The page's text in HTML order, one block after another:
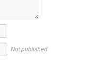
Not published